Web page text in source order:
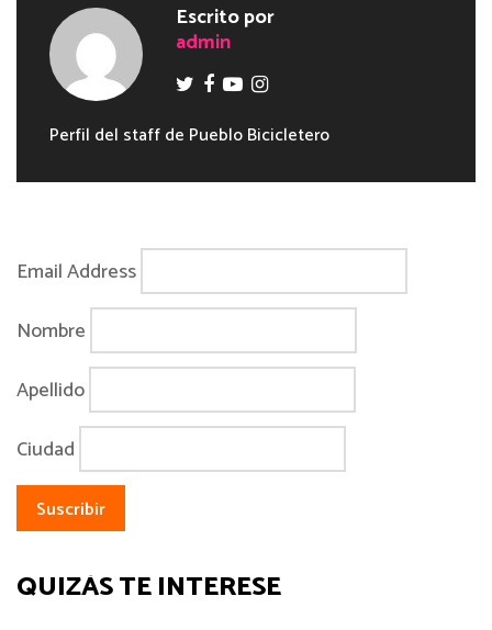
Escrito por
admin
Perfil del staff de Pueblo Bicicletero
Email Address
Nombre
Apellido
Ciudad
QUIZÁS TE INTERESE